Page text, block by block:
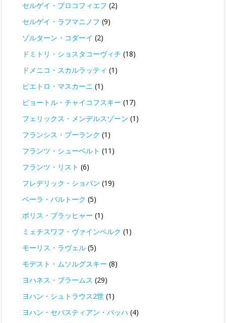
セルゲイ・プロコフィエフ (2)
セルゲイ・ラフマニノフ (9)
ゾルターン・コダーイ (2)
ドミトリ・ショスタコーヴィチ (18)
ドメニコ・スカルラッティ (1)
ピエトロ・マスカーニ (1)
ピョートル・チャイコフスキー (17)
フェリックス・メンデルスゾーン (1)
フランシス・プーランク (1)
フランツ・シューベルト (11)
フランツ・リスト (6)
フレデリック・ショパン (19)
ベーラ・バルトーク (5)
ボリス・ブラッヒャー (1)
ミェチスワフ・ヴァインベルク (1)
モーリス・ラヴェル (5)
モデスト・ムソルグスキー (8)
ヨハネス・ブラームス (29)
ヨハン・シュトラウス2世 (1)
ヨハン・セバスティアン・バッハ (4)